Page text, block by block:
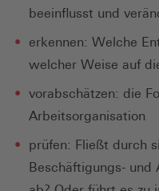
beeinflusst und
erkennen: Welche
welcher Weise auf
vorabschätzen: die
Arbeitsorganisation
prüfen: Fließt durch
Beschäftigungs-